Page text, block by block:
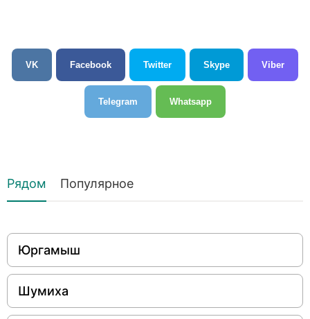
VK Facebook Twitter Skype Viber
Telegram Whatsapp
Рядом Популярное
Юргамыш
Шумиха